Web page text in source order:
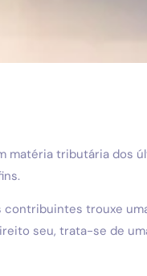
matéria tributária dos
contribuintes trouxe
seu, trata-se de